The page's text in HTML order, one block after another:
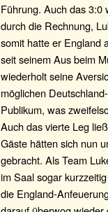
Führung. Auch das 3:0
durch die Rechnung,
somit hatte er England
seit seinem Aus beim
wiederholt seine
möglichen
Publikum, was
Auch das vierte Leg
Gäste hätten sich nun
gebracht. Als Team
im Saal sogar
die England-